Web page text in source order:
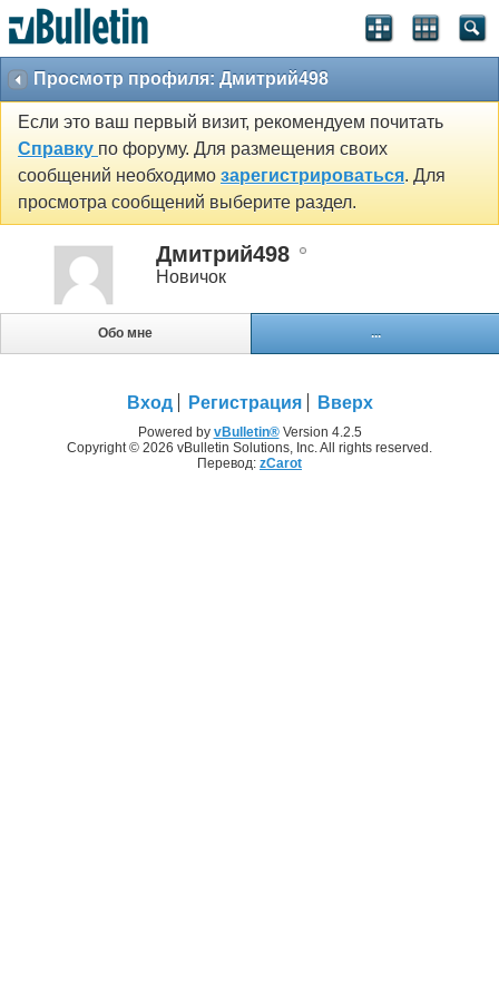
Просмотр профиля: Дмитрий498
Если это ваш первый визит, рекомендуем почитать
Справку по форуму. Для размещения своих
сообщений необходимо зарегистрироваться. Для
просмотра сообщений выберите раздел.
Дмитрий498
Новичок
Обо мне ...
Вход Регистрация Вверх
Powered by vBulletin®Version 4.2.5
Copyright © 2026 vBulletin Solutions, Inc. All rights reserved.
Перевод: zCarot